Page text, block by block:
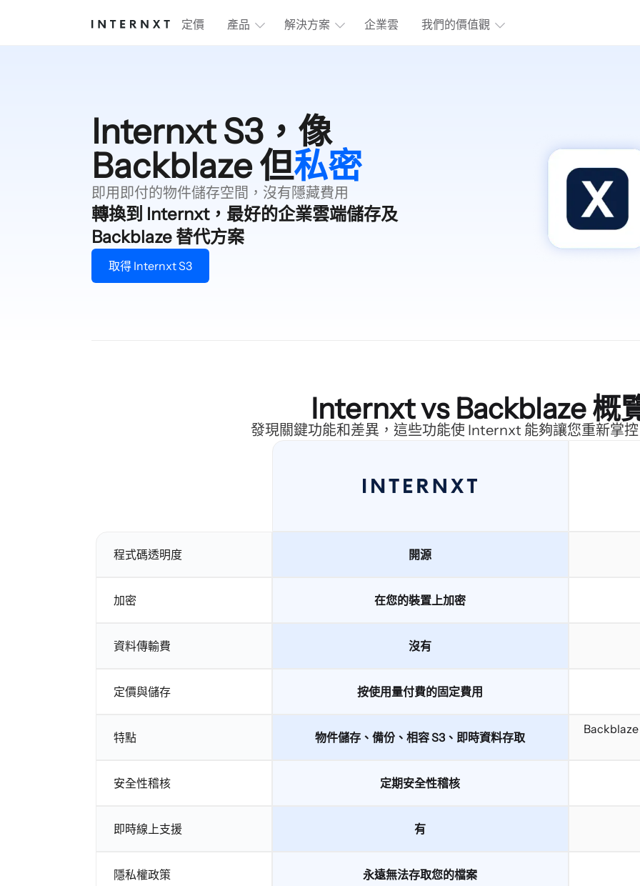
定價 產品 解決方案 企業雲 我們的價值觀
Internxt S3，像
Backblaze 但私密
即用即付的物件儲存空間，沒有隱藏費用
轉換到 Internxt，最好的企業雲端儲存及
Backblaze 替代方案
取得 Internxt S3
Internxt vs Backblaze 概
發現關鍵功能和差異，這些功能使 Internxt 能夠讓您重新掌
程式碼透明度
加密
資料傳輸費
定價與儲存
特點
安全性稽核
即時線上支援
隱私權政策
開源
在您的裝置上加密
沒有
按使用量付費的固定費用
物件儲存、備份、相容 S3、即時資料存取
定期安全性稽核
有
永遠無法存取您的檔案